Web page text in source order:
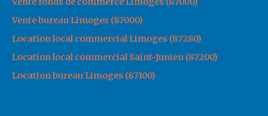
Vente bureau Limoges (87000)
Location local commercial Limoges (87280)
Location local commercial Saint-Junien (87200)
Location bureau Limoges (87100)